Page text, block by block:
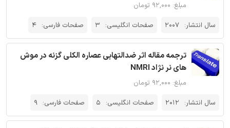
مبلغ: ۹۲,۰۰۰ تومان
سال انتشار: 2007 صفحات انگلیسی: 3 صفحات فارسی: 4
ترجمه مقاله اثر ضدالتهابی عصاره الکلی گزنه در موش
های نر نژاد NMRI
مبلغ: ۹۲,۰۰۰ تومان
سال انتشار: 2012 صفحات انگلیسی: 5 صفحات فارسی: 9